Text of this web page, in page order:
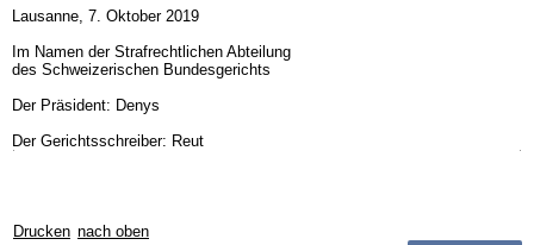
Lausanne, 7. Oktober 2019
Im Namen der Strafrechtlichen Abteilung
des Schweizerischen Bundesgerichts
Der Präsident: Denys
Der Gerichtsschreiber: Reut
Drucken nach oben